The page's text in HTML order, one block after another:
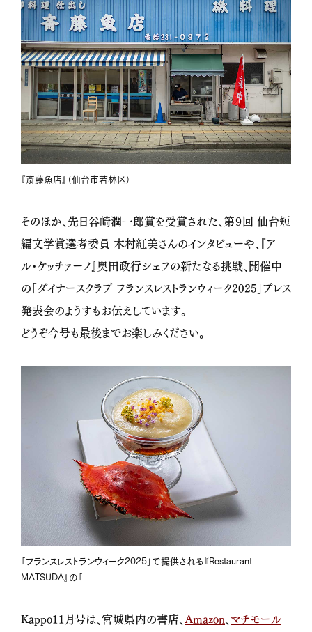
『斎藤魚店』（仙台市若林区）
そのほか、先日谷崎潤一郎賞を受賞された、第９回 仙台短
編文学賞選考委員 木村紅美さんのインタビューや、『ア
ル・ケッチァーノ』奥田政行シェフの新たなる挑戦、開催中
の「ダイナースクラブ フランスレストランウィーク2025」プレス
発表会のようすもお伝えしています。
どうぞ今号も最後までお楽しみください。
「フランスレストランウィーク2025」で提供される『Restaurant
MATSUDA』の「
Kappo11月号は、宮城県内の書店、Amazon、 マチモール